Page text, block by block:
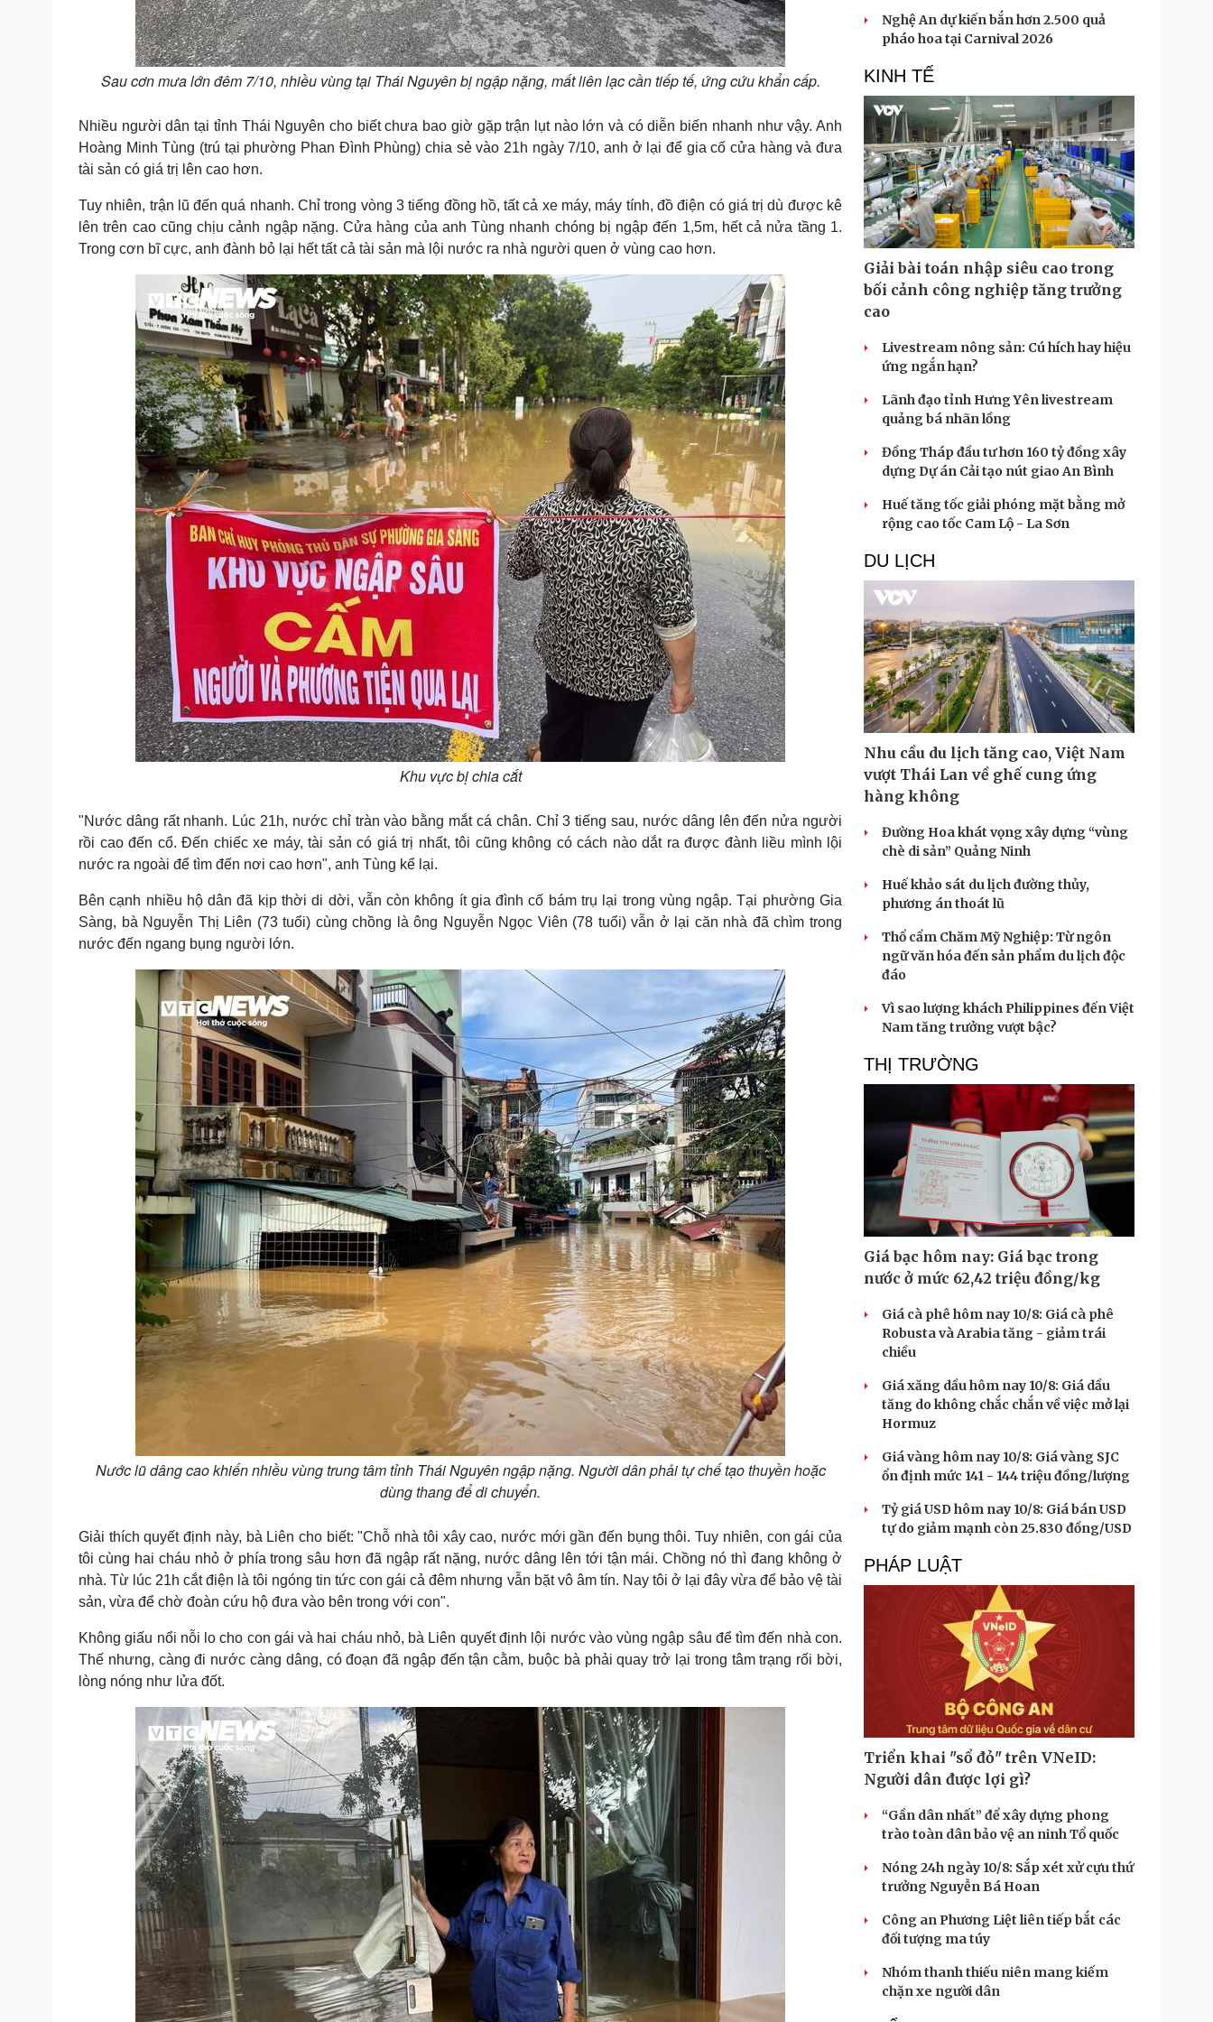
Sau cơn mưa lớn đêm 7/10, nhiều vùng tại Thái Nguyên bị ngập nặng, mất liên lạc cần tiếp tế, ứng cứu khẩn cấp.
Nhiều người dân tại tỉnh Thái Nguyên cho biết chưa bao giờ gặp trận lụt nào lớn và có diễn biến nhanh như vậy. Anh
Hoàng Minh Tùng (trú tại phường Phan Đình Phùng) chia sẻ vào 21h ngày 7/10, anh ở lại để gia cố cửa hàng và đưa
tài sản có giá trị lên cao hơn.
Tuy nhiên, trận lũ đến quá nhanh. Chỉ trong vòng 3 tiếng đồng hồ, tất cả xe máy, máy tính, đồ điện có giá trị dù được kê
lên trên cao cũng chịu cảnh ngập nặng. Cửa hàng của anh Tùng nhanh chóng bị ngập đến 1,5m, hết cả nửa tầng 1.
Trong cơn bĩ cực, anh đành bỏ lại hết tất cả tài sản mà lội nước ra nhà người quen ở vùng cao hơn.
Khu vực bị chia cắt
"Nước dâng rất nhanh. Lúc 21h, nước chỉ tràn vào bằng mắt cá chân. Chỉ 3 tiếng sau, nước dâng lên đến nửa người
rồi cao đến cổ. Đến chiếc xe máy, tài sản có giá trị nhất, tôi cũng không có cách nào dắt ra được đành liều mình lội
nước ra ngoài để tìm đến nơi cao hơn", anh Tùng kể lại.
Bên cạnh nhiều hộ dân đã kịp thời di dời, vẫn còn không ít gia đình cố bám trụ lại trong vùng ngập. Tại phường Gia
Sàng, bà Nguyễn Thị Liên (73 tuổi) cùng chồng là ông Nguyễn Ngọc Viên (78 tuổi) vẫn ở lại căn nhà đã chìm trong
nước đến ngang bụng người lớn.
Nước lũ dâng cao khiến nhiều vùng trung tâm tỉnh Thái Nguyên ngập nặng. Người dân phải tự chế tạo thuyền hoặc
dùng thang để di chuyển.
Giải thích quyết định này, bà Liên cho biết: "Chỗ nhà tôi xây cao, nước mới gần đến bụng thôi. Tuy nhiên, con gái của
tôi cùng hai cháu nhỏ ở phía trong sâu hơn đã ngập rất nặng, nước dâng lên tới tận mái. Chồng nó thì đang không ở
nhà. Từ lúc 21h cắt điện là tôi ngóng tin tức con gái cả đêm nhưng vẫn bặt vô âm tín. Nay tôi ở lại đây vừa để bảo vệ tài
sản, vừa để chờ đoàn cứu hộ đưa vào bên trong với con".
Không giấu nổi nỗi lo cho con gái và hai cháu nhỏ, bà Liên quyết định lội nước vào vùng ngập sâu để tìm đến nhà con.
Thế nhưng, càng đi nước càng dâng, có đoạn đã ngập đến tận cằm, buộc bà phải quay trở lại trong tâm trạng rối bời,
lòng nóng như lửa đốt.
Nghệ An dự kiến bắn hơn 2.500 quả
pháo hoa tại Carnival 2026
KINH TẾ
Giải bài toán nhập siêu cao trong
bối cảnh công nghiệp tăng trưởng
cao
Livestream nông sản: Cú hích hay hiệu
ứng ngắn hạn?
Lãnh đạo tỉnh Hưng Yên livestream
quảng bá nhãn lồng
Đồng Tháp đầu tư hơn 160 tỷ đồng xây
dựng Dự án Cải tạo nút giao An Bình
Huế tăng tốc giải phóng mặt bằng mở
rộng cao tốc Cam Lộ - La Sơn
DU LỊCH
Nhu cầu du lịch tăng cao, Việt Nam
vượt Thái Lan về ghế cung ứng
hàng không
Đường Hoa khát vọng xây dựng “vùng
chè di sản” Quảng Ninh
Huế khảo sát du lịch đường thủy,
phương án thoát lũ
Thổ cẩm Chăm Mỹ Nghiệp: Từ ngôn
ngữ văn hóa đến sản phẩm du lịch độc
đáo
Vì sao lượng khách Philippines đến Việt
Nam tăng trưởng vượt bậc?
THỊ TRƯỜNG
Giá bạc hôm nay: Giá bạc trong
nước ở mức 62,42 triệu đồng/kg
Giá cà phê hôm nay 10/8: Giá cà phê
Robusta và Arabia tăng - giảm trái
chiều
Giá xăng dầu hôm nay 10/8: Giá dầu
tăng do không chắc chắn về việc mở lại
Hormuz
Giá vàng hôm nay 10/8: Giá vàng SJC
ổn định mức 141 - 144 triệu đồng/lượng
Tỷ giá USD hôm nay 10/8: Giá bán USD
tự do giảm mạnh còn 25.830 đồng/USD
PHÁP LUẬT
Triển khai "sổ đỏ" trên VNeID:
Người dân được lợi gì?
“Gần dân nhất” để xây dựng phong
trào toàn dân bảo vệ an ninh Tổ quốc
Nóng 24h ngày 10/8: Sắp xét xử cựu thứ
trưởng Nguyễn Bá Hoan
Công an Phương Liệt liên tiếp bắt các
đối tượng ma túy
Nhóm thanh thiếu niên mang kiếm
chặn xe người dân